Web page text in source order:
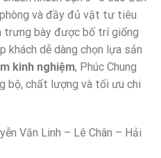
và đầy đủ vật tư tiêu
trưng bày được bố trí giống
khách dễ dàng chọn lựa sản
kinh nghiệm, Phúc Chung
bộ, chất lượng và tối ưu chi
Văn Linh – Lê Chân – Hải